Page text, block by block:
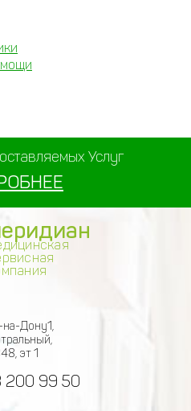
Услуг
на-Дону1,
эт 1
200 99 50